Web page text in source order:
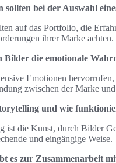
sollten bei der Auswahl
auf das Portfolio, die
ihrer Marke achten.
Bilder die emotionale
Emotionen
zwischen der Marke
und wie
ist die Kunst, durch Bilder
und eingängige Weise.
es zur Zusammenarbeit